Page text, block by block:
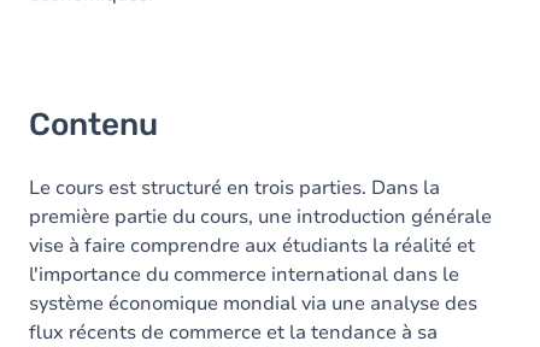
Contenu
Le cours est structuré en trois parties. Dans la
première partie du cours, une introduction générale
vise à faire comprendre aux étudiants la réalité et
l'importance du commerce international dans le
système économique mondial via une analyse des
flux récents de commerce et la tendance à sa